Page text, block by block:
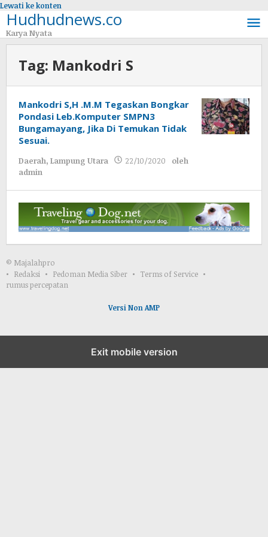
Lewati ke konten
Hudhudnews.co
Karya Nyata
Tag: Mankodri S
Mankodri S,H .M.M Tegaskan Bongkar
Pondasi Leb.Komputer SMPN3
Bungamayang, Jika Di Temukan Tidak
Sesuai.
Daerah, Lampung Utara 22/10/2020
oleh
admin
© Majalahpro
Redaksi
Pedoman Media Siber
Terms of Service
rumus percepatan
Versi Non AMP
Exit mobile version